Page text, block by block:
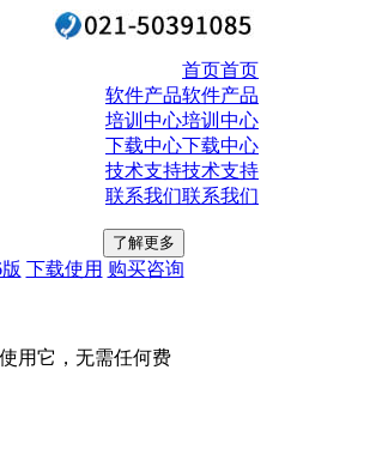
首页首页
软件产品软件产品
培训中心培训中心
下载中心下载中心
技术支持技术支持
联系我们联系我们
了解更多
下载使用 购买咨询
用它，无需任何费